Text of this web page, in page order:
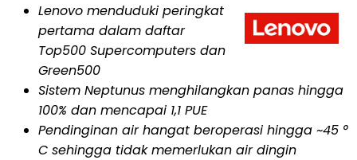
Lenovo menduduki peringkat
pertama dalam daftar
Top500 Supercomputers dan
Green500
Sistem Neptunus menghilangkan panas hingga
100% dan mencapai 1,1 PUE
Pendinginan air hangat beroperasi hingga ~45 °
C sehingga tidak memerlukan air dingin